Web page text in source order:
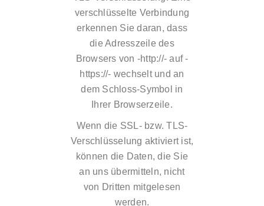
verschlüsselte Verbindung
erkennen Sie daran, dass
die Adresszeile des
Browsers von -http://- auf -
https://- wechselt und an
dem Schloss-Symbol in
Ihrer Browserzeile.
Wenn die SSL- bzw. TLS-
Verschlüsselung aktiviert ist,
können die Daten, die Sie
an uns übermitteln, nicht
von Dritten mitgelesen
werden.